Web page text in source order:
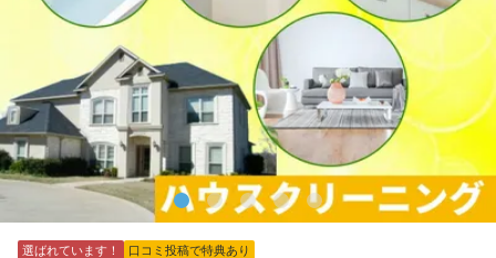
選ばれています！ 口コミ投稿で特典あり